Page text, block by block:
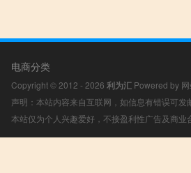
电商分类
Copyright © 2012 - 2026 利为汇 Powered by
声明：本站内容来自互联网，如信息有错误可
本站仅为个人兴趣爱好，不接盈利性广告及商业